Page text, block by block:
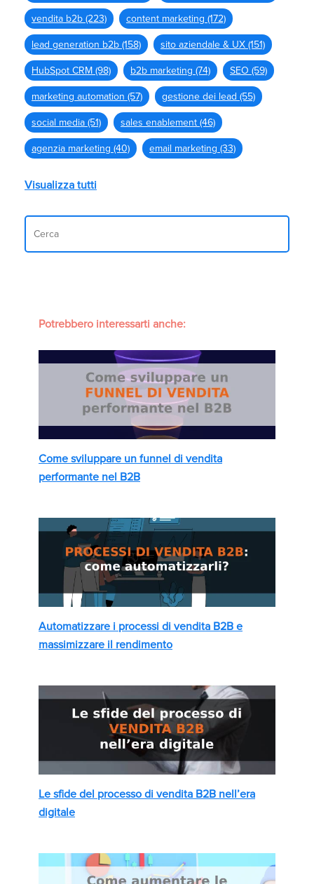
vendita b2b (223) content marketing (172)
lead generation b2b (158) sito aziendale & UX (151)
HubSpot CRM (98) b2b marketing (74) SEO (59)
marketing automation (57) gestione dei lead (55)
social media (51) sales enablement (46)
agenzia marketing (40) email marketing (33)
Visualizza tutti
Potrebbero interessarti anche:
Come sviluppare un funnel di vendita
performante nel B2B
Automatizzare i processi di vendita B2B e
massimizzare il rendimento
Le sfide del processo di vendita B2B nell’era
digitale